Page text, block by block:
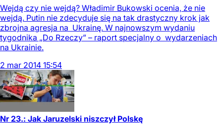
Wejdą czy nie wejdą? Władimir Bukowski ocenia, że nie
wejdą. Putin nie zdecyduje się na tak drastyczny krok jak
zbrojna agresja na Ukrainę. W najnowszym wydaniu
tygodnika „Do Rzeczy” – raport specjalny o wydarzeniach
na Ukrainie.
2 mar 2014 15:54
Nr 23.: Jak Jaruzelski niszczył Polskę